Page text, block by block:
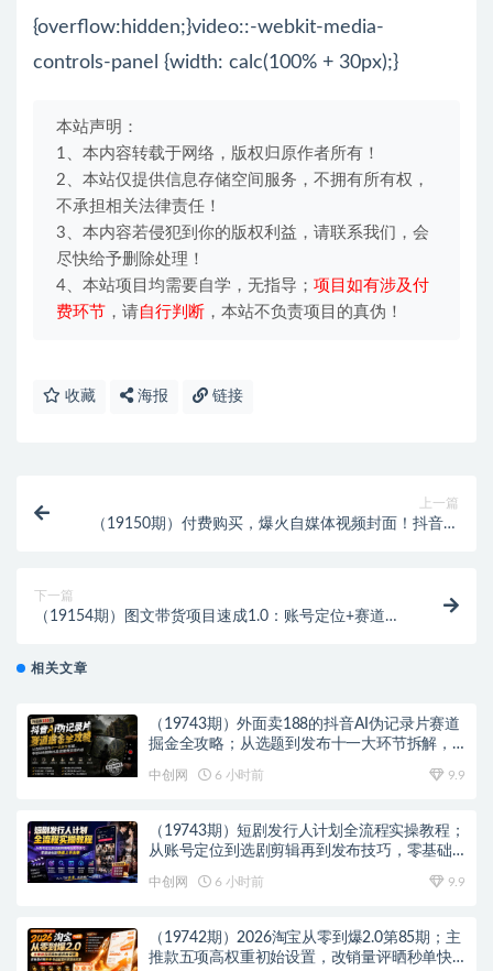
{overflow:hidden;}video::-webkit-media-
controls-panel {width: calc(100% + 30px);}
本站声明：
1、本内容转载于网络，版权归原作者所有！
2、本站仅提供信息存储空间服务，不拥有所有权，
不承担相关法律责任！
3、本内容若侵犯到你的版权利益，请联系我们，会
尽快给予删除处理！
4、本站项目均需要自学，无指导； 项目如有涉及付
费环节 ，请自行判断 ，本站不负责项目的真伪！
收藏 海报 链接
上一篇
（19150期）付费购买，爆火自媒体视频封面！抖音快
下一篇
（19154期）图文带货项目速成1.0：账号定位+赛道选
相关文章
（19743期）外面卖188的抖音AI伪记录片赛道
掘金全攻略；从选题到发布十一大环节拆解，
中创网 6 小时前 9.9
（19743期）短剧发行人计划全流程实操教程；
从账号定位到选剧剪辑再到发布技巧，零基础
中创网 6 小时前 9.9
（19742期）2026淘宝从零到爆2.0第85期；主
推款五项高权重初始设置，改销量评晒秒单快